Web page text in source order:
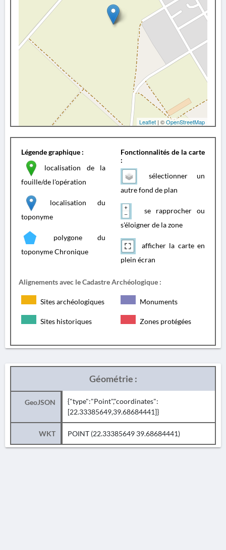
Leaflet | ©OpenStreetMap
Légende graphique :
localisation de la
fouille/de l'opération
localisation du
toponyme
polygone du
toponyme Chronique
Fonctionnalités de la carte
:
sélectionner un
autre fond de plan
se rapprocher ou
s'éloigner de la zone
afficher la carte en
plein écran
Alignements avec le Cadastre Archéologique :
Sites archéologiques Monuments
Sites historiques Zones protégées
Géométrie :
GeoJSON
{"type":"Point","coordinates":
[22.33385649,39.68684441]}
WKT POINT (22.33385649 39.68684441)